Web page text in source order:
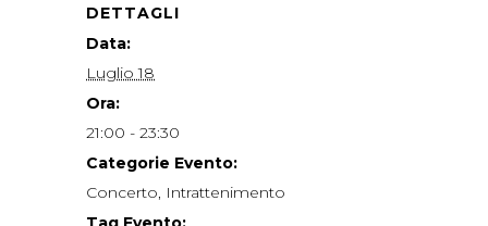
DETTAGLI
Data:
Luglio 18
Ora:
21:00 - 23:30
Categorie Evento:
Concerto, Intrattenimento